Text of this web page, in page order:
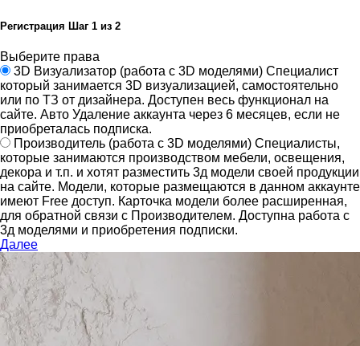
Регистрация Шаг 1 из 2
Выберите права
3D Визуализатор (работа с 3D моделями) Специалист
который занимается 3D визуализацией, самостоятельно
или по ТЗ от дизайнера. Доступен весь функционал на
сайте. Авто Удаление аккаунта через 6 месяцев, если не
приобреталась подписка.
Производитель (работа с 3D моделями) Специалисты,
которые занимаются производством мебели, освещения,
декора и т.п. и хотят разместить 3д модели своей продукции
на сайте. Модели, которые размещаются в данном аккаунте
имеют Free доступ. Карточка модели более расширенная,
для обратной связи с Производителем. Доступна работа с
3д моделями и приобретения подписки.
Далее